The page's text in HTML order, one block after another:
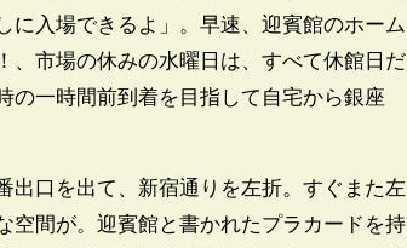
に入場できるよ」。早速、迎賓館のホーム
、市場の休みの水曜日は、すべて休館日だ
の一時間前到着を目指して自宅から銀座
出口を出て、新宿通りを左折。すぐまた左
空間が。迎賓館と書かれたプラカードを持